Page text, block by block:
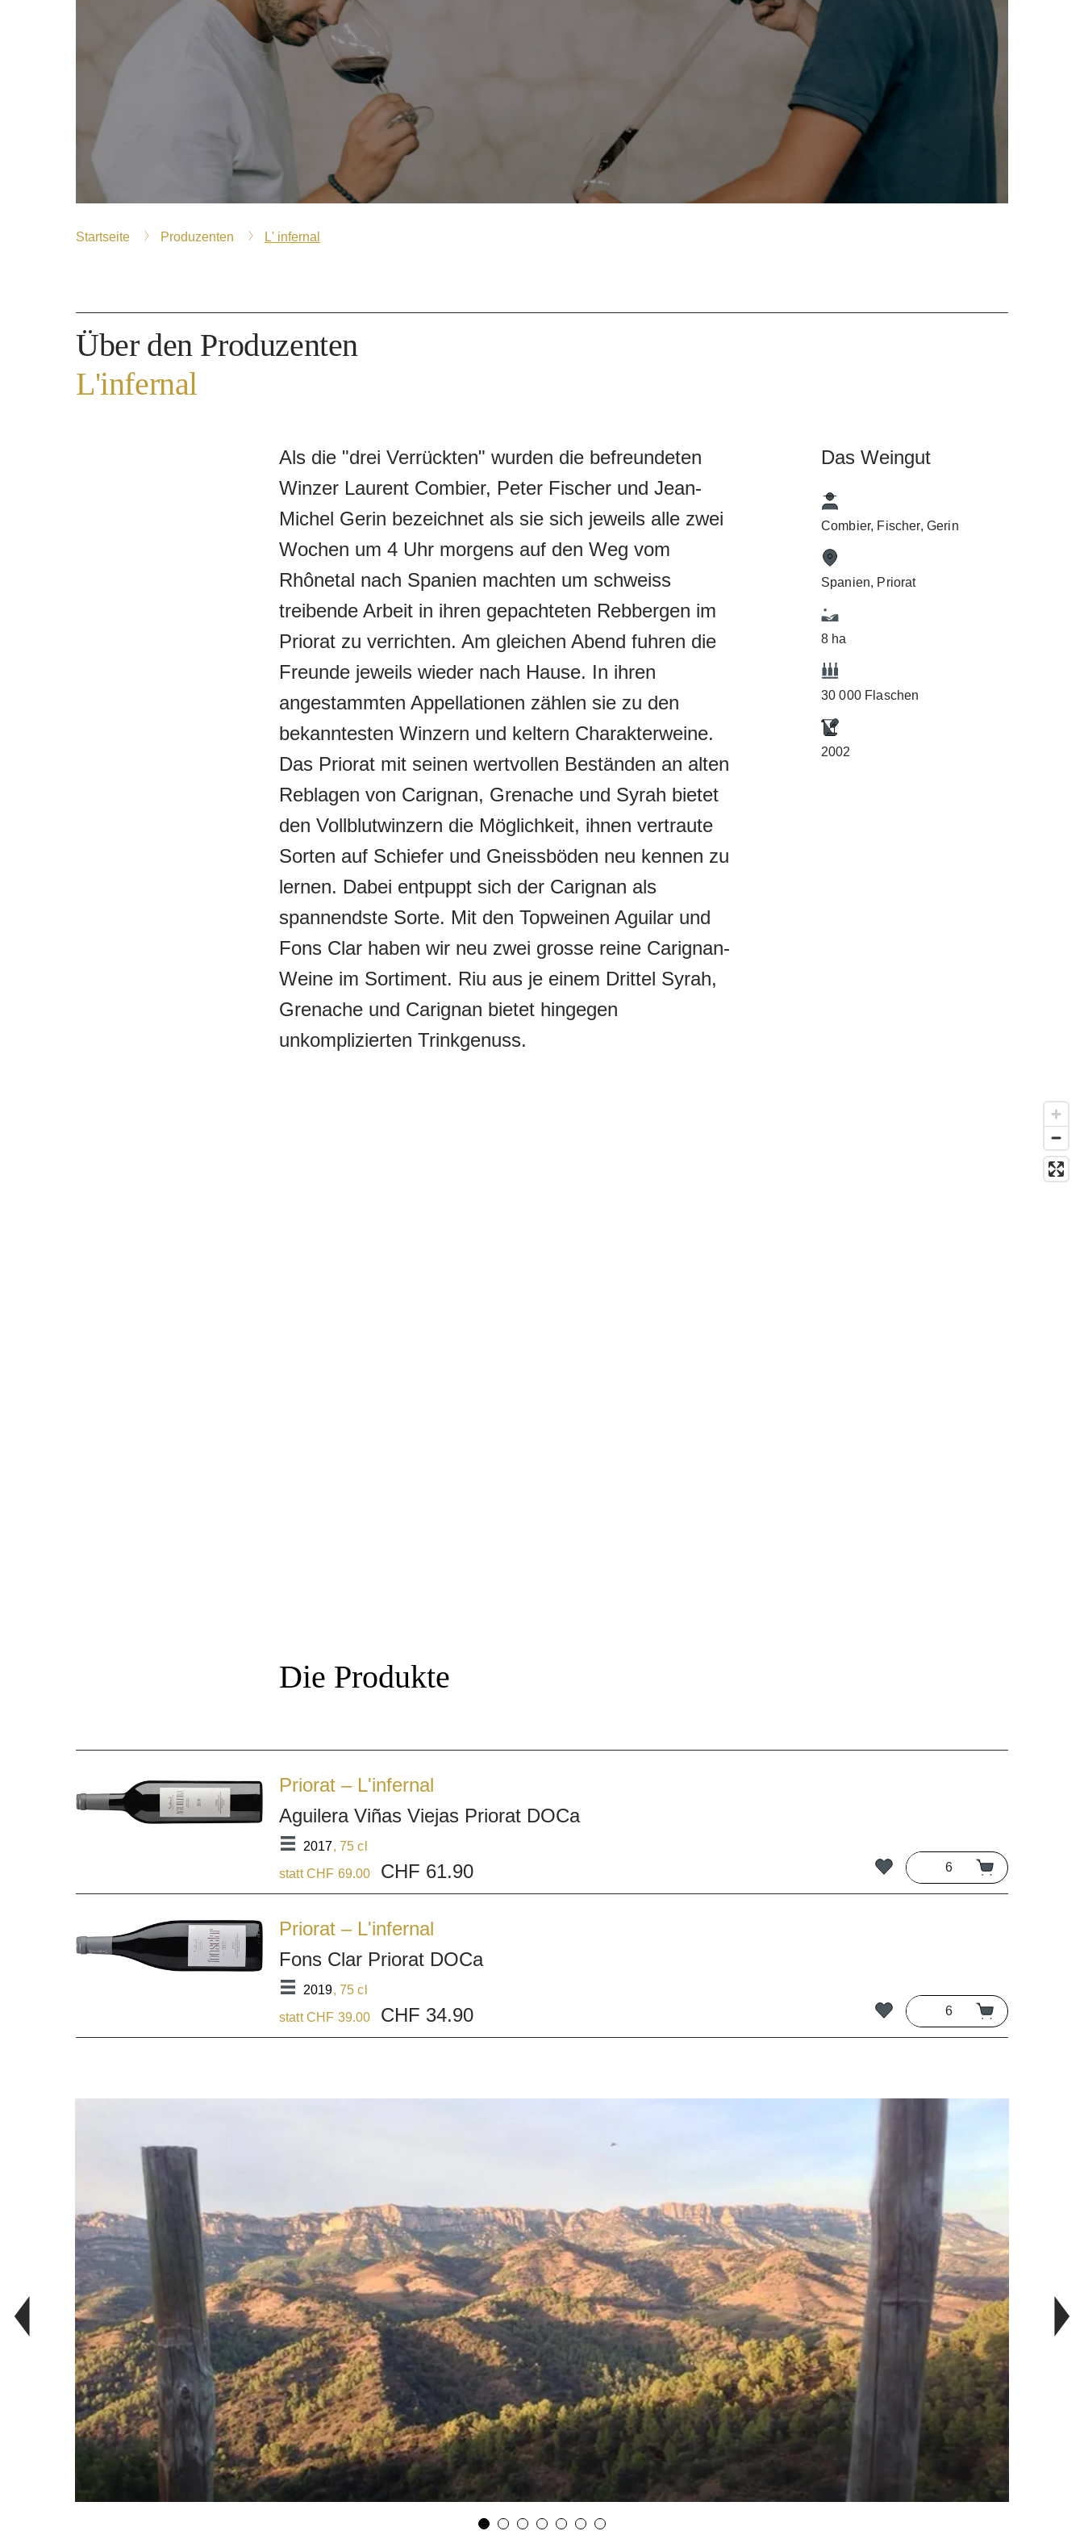
Startseite Produzenten L' infernal
Über den Produzenten
L'infernal
Als die "drei Verrückten" wurden die befreundeten
Winzer Laurent Combier, Peter Fischer und Jean-
Michel Gerin bezeichnet als sie sich jeweils alle zwei
Wochen um 4 Uhr morgens auf den Weg vom
Rhônetal nach Spanien machten um schweiss
treibende Arbeit in ihren gepachteten Rebbergen im
Priorat zu verrichten. Am gleichen Abend fuhren die
Freunde jeweils wieder nach Hause. In ihren
angestammten Appellationen zählen sie zu den
bekanntesten Winzern und keltern Charakterweine.
Das Priorat mit seinen wertvollen Beständen an alten
Reblagen von Carignan, Grenache und Syrah bietet
den Vollblutwinzern die Möglichkeit, ihnen vertraute
Sorten auf Schiefer und Gneissböden neu kennen zu
lernen. Dabei entpuppt sich der Carignan als
spannendste Sorte. Mit den Topweinen Aguilar und
Fons Clar haben wir neu zwei grosse reine Carignan-
Weine im Sortiment. Riu aus je einem Drittel Syrah,
Grenache und Carignan bietet hingegen
unkomplizierten Trinkgenuss.
Das Weingut
Combier, Fischer, Gerin
Spanien, Priorat
8 ha
30 000 Flaschen
2002
Die Produkte
Priorat – L'infernal
Aguilera Viñas Viejas Priorat DOCa
2017, 75 cl
statt CHF 69.00
CHF 61.90
Priorat – L'infernal
Fons Clar Priorat DOCa
2019, 75 cl
statt CHF 39.00
CHF 34.90